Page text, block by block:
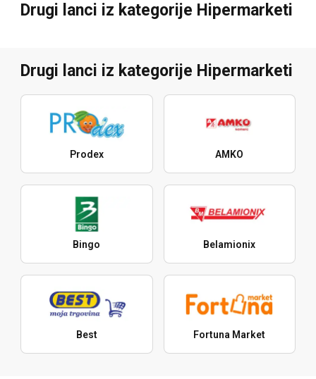
Drugi lanci iz kategorije Hipermarketi
Drugi lanci iz kategorije Hipermarketi
Prodex AMKO
Bingo Belamionix
Best Fortuna Market